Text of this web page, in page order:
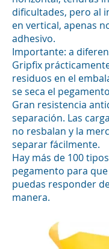
dificultades, pero al
en vertical, apenas
adhesivo.
Importante: a
Gripfix
residuos en el
se seca el
Gran resistencia
separación. Las
no resbalan y la
separar fácilmente.
Hay más de 100
pegamento para
puedas responder
manera.